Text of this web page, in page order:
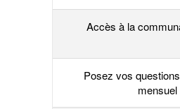
Accès à la
Posez vos
mensuel